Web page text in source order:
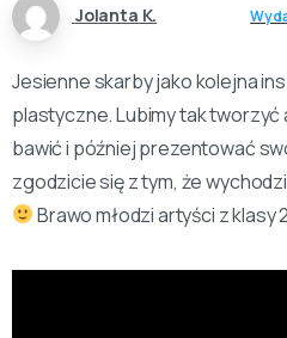
Jolanta K.
Jesienne skarby jako kolejna
plastyczne. Lubimy tak tworzyć
bawić i później prezentować
zgodzicie się z tym, że
Brawo młodzi artyści z klasy